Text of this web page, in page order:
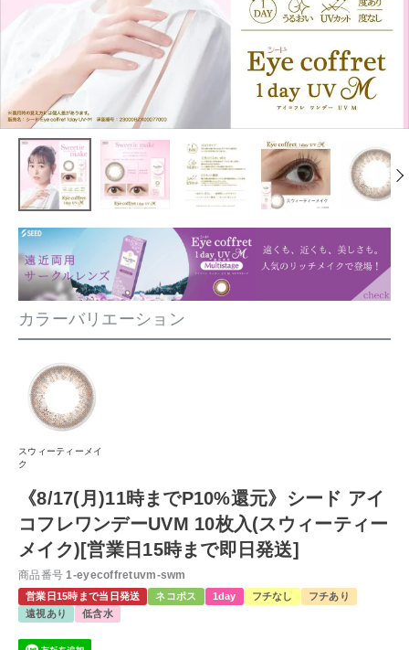
カラーバリエーション
スウィーティーメイ
ク
《8/17(月)11時までP10%還元》シード アイ
コフレワンデーUVM 10枚入(スウィーティー
メイク)[営業日15時まで即日発送]
商品番号 1-eyecoffretuvm-swm
営業日15時まで当日発送 ネコポス 1day フチなし
フチあり
遠視あり
低含水